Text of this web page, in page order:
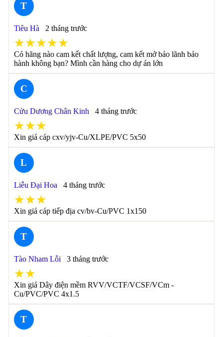
T
Tiêu Hà 2 tháng trước
★★★★★
Có hãng nào cam kết chất lượng, cam kết mở bảo lãnh bảo
hành không bạn? Mình cần hàng cho dự án lớn
C
Cửu Dương Chân Kinh 4 tháng trước
★★★
Xin giá cáp cxv/yjv-Cu/XLPE/PVC 5x50
L
Liễu Đại Hoa 4 tháng trước
★★★
Xin giá cáp tiếp địa cv/bv-Cu/PVC 1x150
T
Tào Nham Lỗi 3 tháng trước
★★
Xin giá Dây điện mềm RVV/VCTF/VCSF/VCm -
Cu/PVC/PVC 4x1.5
T